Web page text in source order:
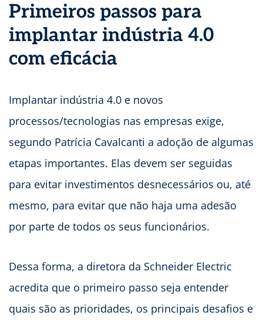
Primeiros passos para
implantar indústria 4.0
com eficácia
Implantar indústria 4.0 e novos
processos/tecnologias nas empresas exige,
segundo Patrícia Cavalcanti a adoção de algumas
etapas importantes. Elas devem ser seguidas
para evitar investimentos desnecessários ou, até
mesmo, para evitar que não haja uma adesão
por parte de todos os seus funcionários.
Dessa forma, a diretora da Schneider Electric
acredita que o primeiro passo seja entender
quais são as prioridades, os principais desafios e